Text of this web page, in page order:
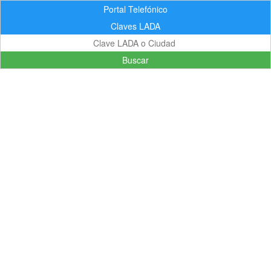
Portal Telefónico
Claves LADA
Buscar